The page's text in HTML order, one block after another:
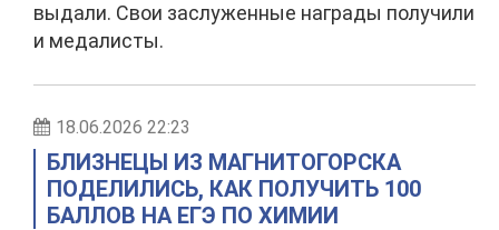
выдали. Свои заслуженные награды получили
и медалисты.
18.06.2026 22:23
БЛИЗНЕЦЫ ИЗ МАГНИТОГОРСКА
ПОДЕЛИЛИСЬ, КАК ПОЛУЧИТЬ 100
БАЛЛОВ НА ЕГЭ ПО ХИМИИ